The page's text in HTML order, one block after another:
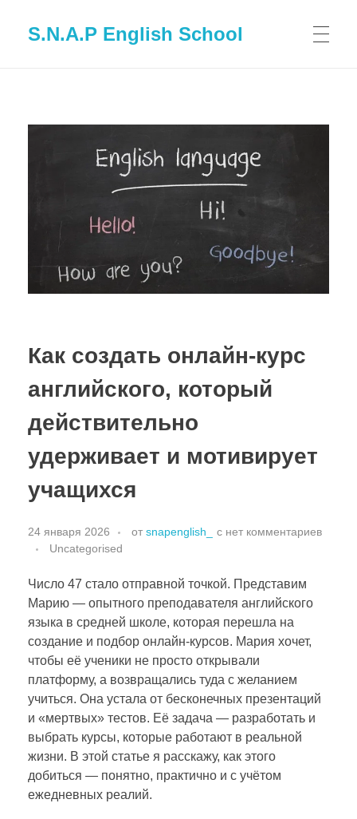
S.N.A.P English School
Как создать онлайн-курс
английского, который
действительно
удерживает и мотивирует
учащихся
24 января 2026 от snapenglish_ с нет комментариев
Uncategorised
Число 47 стало отправной точкой. Представим
Марию — опытного преподавателя английского
языка в средней школе, которая перешла на
создание и подбор онлайн-курсов. Мария хочет,
чтобы её ученики не просто открывали
платформу, а возвращались туда с желанием
учиться. Она устала от бесконечных презентаций
и «мертвых» тестов. Её задача — разработать и
выбрать курсы, которые работают в реальной
жизни. В этой статье я расскажу, как этого
добиться — понятно, практично и с учётом
ежедневных реалий.